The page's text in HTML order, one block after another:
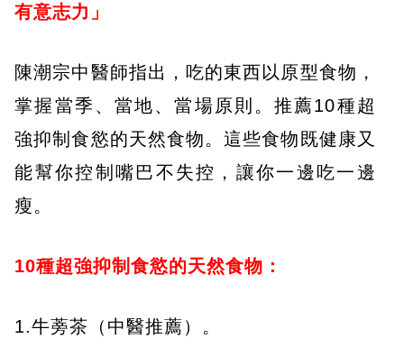
有意志力」
陳潮宗中醫師指出，吃的東西以原型食物，
掌握當季、當地、當場原則。推薦10種超
強抑制食慾的天然食物。這些食物既健康又
能幫你控制嘴巴不失控，讓你一邊吃一邊
瘦。
10種超強抑制食慾的天然食物：
1.牛蒡茶（中醫推薦）。